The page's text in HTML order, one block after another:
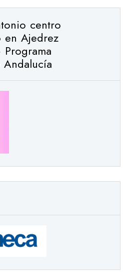
centro
en Ajedrez
Programa
Andalucía